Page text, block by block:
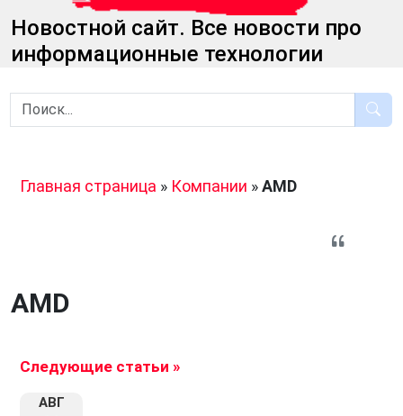
Новостной сайт. Все новости про
информационные технологии
Главная страница » Компании »AMD
AMD
Следующие статьи »
АВГ